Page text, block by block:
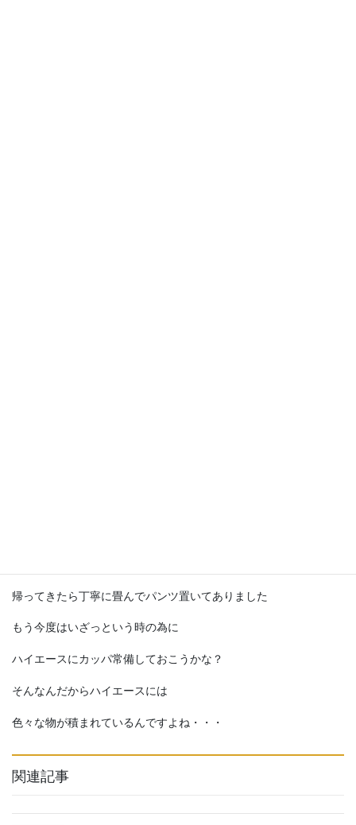
帰ってきたら丁寧に畳んでパンツ置いてありました
もう今度はいざっという時の為に
ハイエースにカッパ常備しておこうかな？
そんなんだからハイエースには
色々な物が積まれているんですよね・・・
関連記事